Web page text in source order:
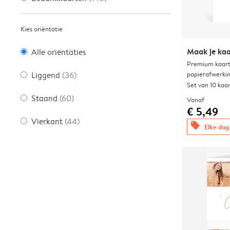
Kies oriëntatie
Alle oriëntaties
Liggend (36)
Staand (60)
Vierkant (44)
Maak je
Premium
Set van 10
Vanaf
€ 5,49
offers Elke